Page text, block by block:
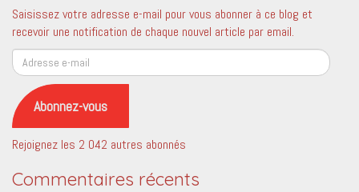
Saisissez votre adresse e-mail pour vous abonner à ce blog et
recevoir une notification de chaque nouvel article par email.
Adresse
e-
mail
Abonnez-vous
Rejoignez les 2 042 autres abonnés
Commentaires récents